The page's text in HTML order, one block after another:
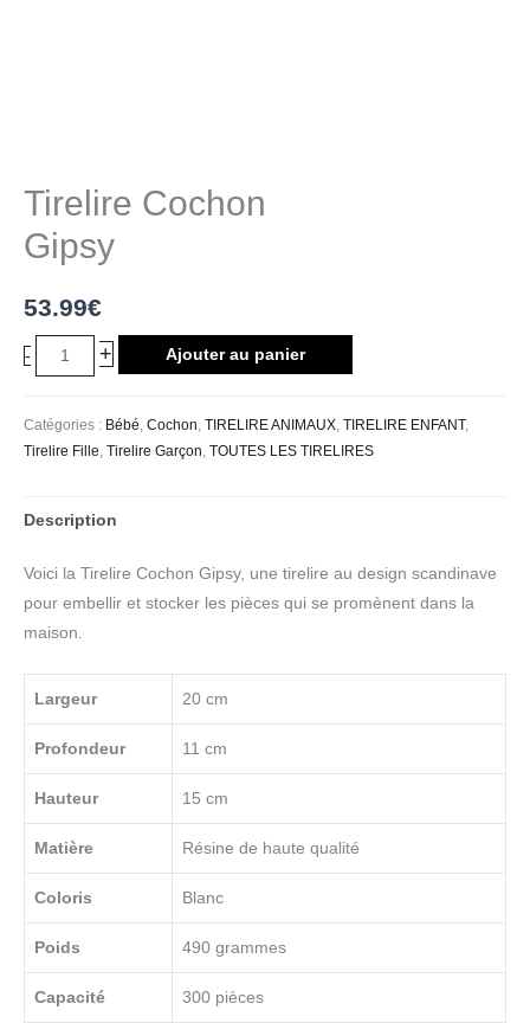
Tirelire Cochon
Gipsy
53.99€
- + Ajouter au panier
Catégories : Bébé Cochon TIRELIRE ANIMAUX TIRELIRE ENFANT,
Tirelire Fille Tirelire Garçon TOUTES LES TIRELIRES
Description
Voici la Tirelire Cochon Gipsy, une tirelire au design scandinave
pour embellir et stocker les pièces qui se promènent dans la
maison.
Largeur 20 cm
Profondeur 11 cm
Hauteur 15 cm
Matière Résine de haute qualité
Coloris Blanc
Poids 490 grammes
Capacité 300 pièces